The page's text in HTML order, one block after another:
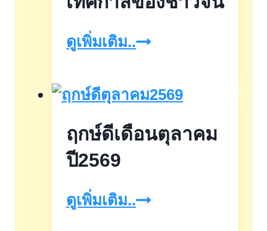
ดูเพิ่มเติม..เทศกาล
ชาว
ฤกษ์ดีเดือนตุลาคม
ปี2569
ดูเพิ่มเติม..ฤกษ์